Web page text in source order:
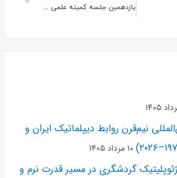
يازدهمین جلسه کمیته علمی همایش
نیم‌قرن روابط دیپلماتیک ایران و
۱۰ مرداد ۱۴۰۵
گردشگری در مسیر قدرت نرم و